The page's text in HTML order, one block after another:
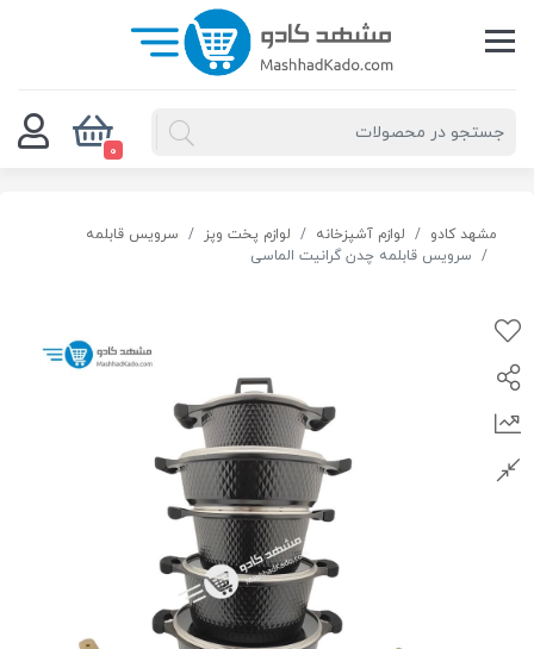
0
مشهد کادو لوازم آشپزخانه لوازم پخت وپز
سرویس قابلمه
سرویس قابلمه چدن گرانیت الماسی